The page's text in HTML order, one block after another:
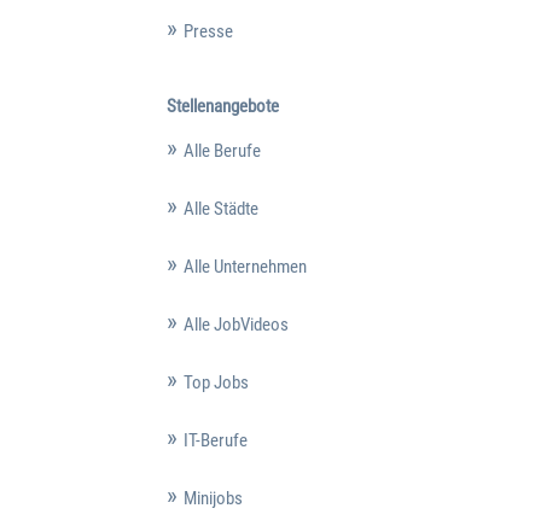
Presse
Stellenangebote
Alle Berufe
Alle Städte
Alle Unternehmen
Alle JobVideos
Top Jobs
IT-Berufe
Minijobs